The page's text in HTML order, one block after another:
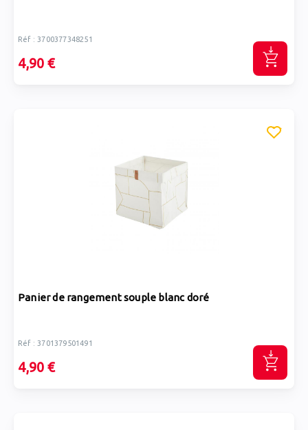
Réf : 3700377348251
4,90 €
Panier de rangement souple blanc doré
Réf : 3701379501491
4,90 €